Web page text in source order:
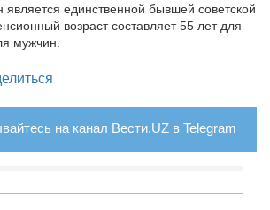
является единственной бывшей советской
возраст составляет 55 лет для
мужчин.
на канал Вести.UZ в Telegram